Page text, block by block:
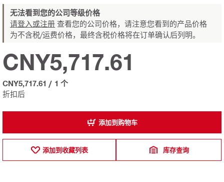
无法看到您的公司等级价格
请登入或注册 查看您的公司价格，请注意您看到的产品价格
为不含税/运费价格，最终含税价格将在订单确认后列明。
折扣后
CNY5,717.61
CNY5,717.61 / 1 个
添加到购物车
添加到收藏列表 库存查询